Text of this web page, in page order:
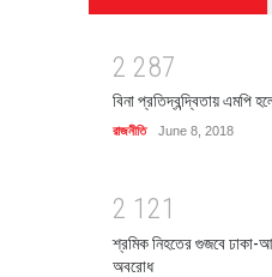
2 287
বিনা প্রতিদ্বন্দ্বিতায় এমপি
রাজনীতি June 8, 2018
2 1 21
শ্রমিক নিহতের গুজবে ঢাকা-
অবরোধ